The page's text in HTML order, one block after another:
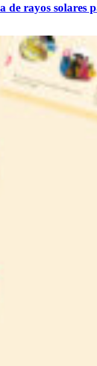
rayos solares